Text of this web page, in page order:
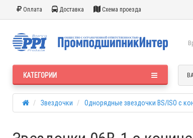
Оплата Доставка Схема проезда
КАТЕГОРИИ
Звездочки Однорядные звездочки BS/ISO с